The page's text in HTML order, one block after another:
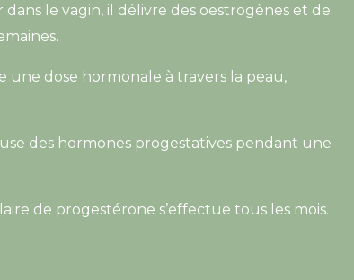
le vagin, il délivre des oestrogènes et de
une dose hormonale à travers la peau,
des hormones progestatives pendant une
de progestérone s’effectue tous les mois.